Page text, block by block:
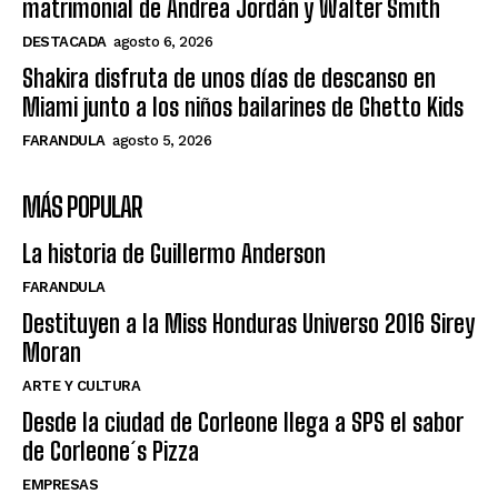
matrimonial de Andrea Jordán y Walter Smith
DESTACADA agosto 6, 2026
Shakira disfruta de unos días de descanso en
Miami junto a los niños bailarines de Ghetto Kids
FARANDULA agosto 5, 2026
MÁS POPULAR
La historia de Guillermo Anderson
FARANDULA
Destituyen a la Miss Honduras Universo 2016 Sirey
Moran
ARTE Y CULTURA
Desde la ciudad de Corleone llega a SPS el sabor
de Corleone´s Pizza
EMPRESAS